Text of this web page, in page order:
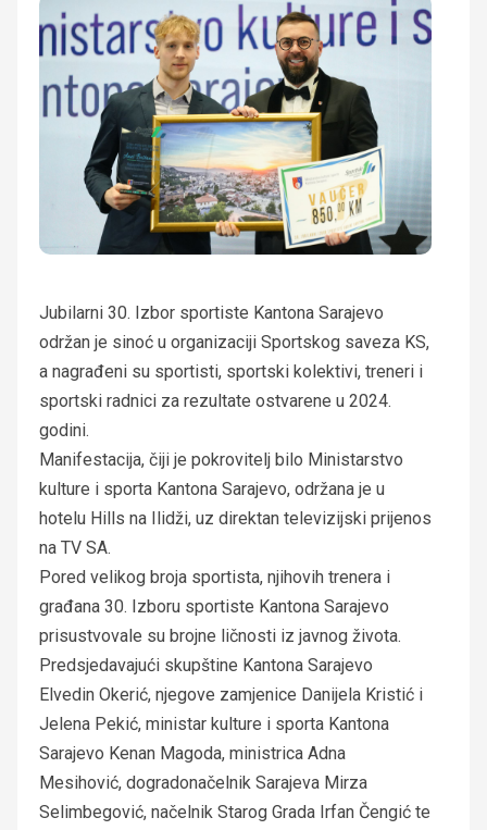
Jubilarni 30. Izbor sportiste Kantona Sarajevo
održan je sinoć u organizaciji Sportskog saveza KS,
a nagrađeni su sportisti, sportski kolektivi, treneri i
sportski radnici za rezultate ostvarene u 2024.
godini.
Manifestacija, čiji je pokrovitelj bilo Ministarstvo
kulture i sporta Kantona Sarajevo, održana je u
hotelu Hills na Ilidži, uz direktan televizijski prijenos
na TV SA.
Pored velikog broja sportista, njihovih trenera i
građana 30. Izboru sportiste Kantona Sarajevo
prisustvovale su brojne ličnosti iz javnog života.
Predsjedavajući skupštine Kantona Sarajevo
Elvedin Okerić, njegove zamjenice Danijela Kristić i
Jelena Pekić, ministar kulture i sporta Kantona
Sarajevo Kenan Magoda, ministrica Adna
Mesihović, dogradonačelnik Sarajeva Mirza
Selimbegović, načelnik Starog Grada Irfan Čengić te